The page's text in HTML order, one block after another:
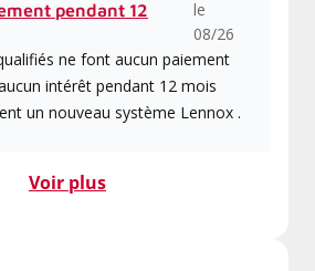
pendant 12
le
08/26
ne font aucun paiement
intérêt pendant 12 mois
un nouveau système Lennox .
Voir plus